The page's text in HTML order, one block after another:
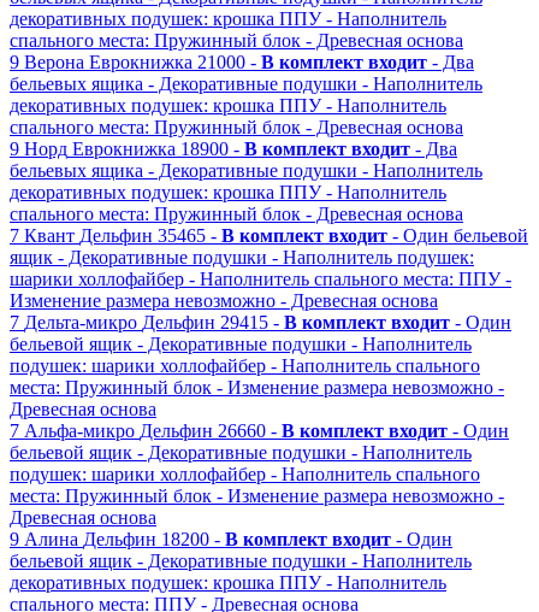
декоративных подушек: крошка ППУ - Наполнитель
спального места: Пружинный блок - Древесная основа
9 Верона Еврокнижка 21000 - В комплект входит - Два
бельевых ящика - Декоративные подушки - Наполнитель
декоративных подушек: крошка ППУ - Наполнитель
спального места: Пружинный блок - Древесная основа
9 Норд Еврокнижка 18900 - В комплект входит - Два
бельевых ящика - Декоративные подушки - Наполнитель
декоративных подушек: крошка ППУ - Наполнитель
спального места: Пружинный блок - Древесная основа
7 Квант Дельфин 35465 - В комплект входит - Один бельевой
ящик - Декоративные подушки - Наполнитель подушек:
шарики холлофайбер - Наполнитель спального места: ППУ -
Изменение размера невозможно - Древесная основа
7 Дельта-микро Дельфин 29415 - В комплект входит - Один
бельевой ящик - Декоративные подушки - Наполнитель
подушек: шарики холлофайбер - Наполнитель спального
места: Пружинный блок - Изменение размера невозможно -
Древесная основа
7 Альфа-микро Дельфин 26660 - В комплект входит - Один
бельевой ящик - Декоративные подушки - Наполнитель
подушек: шарики холлофайбер - Наполнитель спального
места: Пружинный блок - Изменение размера невозможно -
Древесная основа
9 Алина Дельфин 18200 - В комплект входит - Один
бельевой ящик - Декоративные подушки - Наполнитель
декоративных подушек: крошка ППУ - Наполнитель
спального места: ППУ - Древесная основа